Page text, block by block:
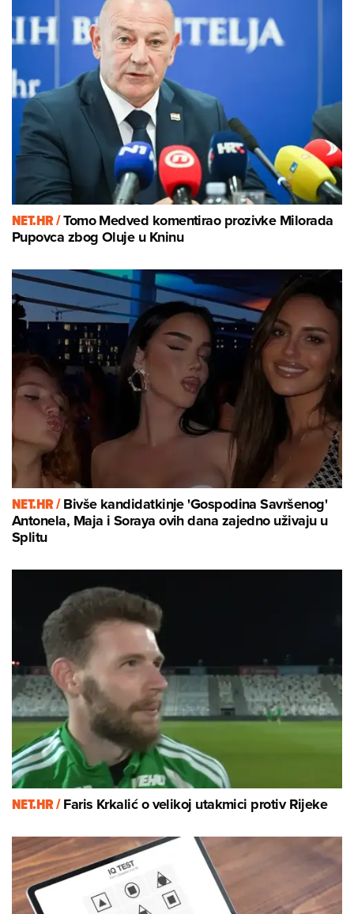
NET.HR /Tomo Medved komentirao prozivke Milorada
Pupovca zbog Oluje u Kninu
NET.HR /Bivše kandidatkinje 'Gospodina Savršenog'
Antonela, Maja i Soraya ovih dana zajedno uživaju u
Splitu
NET.HR /Faris Krkalić o velikoj utakmici protiv Rijeke